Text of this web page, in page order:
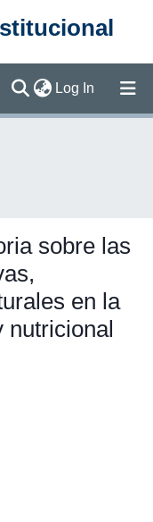
Log In (current)
sobre las
en la
nutricional